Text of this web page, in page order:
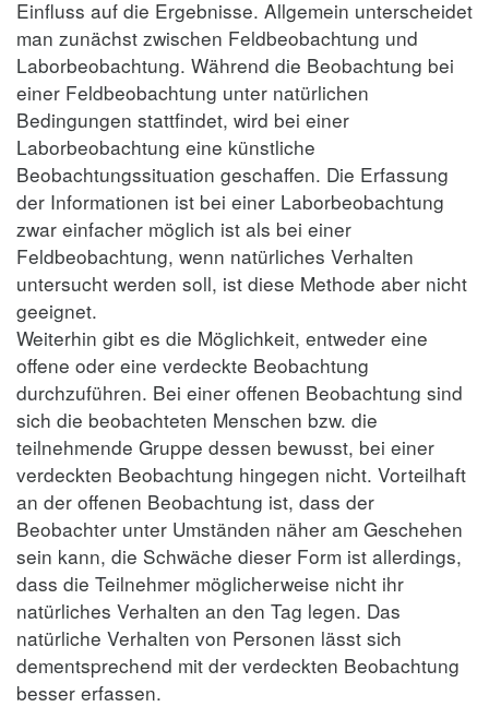
Einfluss auf die Ergebnisse. Allgemein unterscheidet
man zunächst zwischen Feldbeobachtung und
Laborbeobachtung. Während die Beobachtung bei
einer Feldbeobachtung unter natürlichen
Bedingungen stattfindet, wird bei einer
Laborbeobachtung eine künstliche
Beobachtungssituation geschaffen. Die Erfassung
der Informationen ist bei einer Laborbeobachtung
zwar einfacher möglich ist als bei einer
Feldbeobachtung, wenn natürliches Verhalten
untersucht werden soll, ist diese Methode aber nicht
geeignet.
Weiterhin gibt es die Möglichkeit, entweder eine
offene oder eine verdeckte Beobachtung
durchzuführen. Bei einer offenen Beobachtung sind
sich die beobachteten Menschen bzw. die
teilnehmende Gruppe dessen bewusst, bei einer
verdeckten Beobachtung hingegen nicht. Vorteilhaft
an der offenen Beobachtung ist, dass der
Beobachter unter Umständen näher am Geschehen
sein kann, die Schwäche dieser Form ist allerdings,
dass die Teilnehmer möglicherweise nicht ihr
natürliches Verhalten an den Tag legen. Das
natürliche Verhalten von Personen lässt sich
dementsprechend mit der verdeckten Beobachtung
besser erfassen.